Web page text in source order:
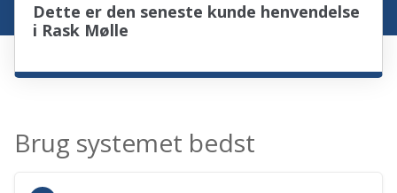
Dette er den seneste kunde henvendelse
i Rask Mølle
Brug systemet bedst